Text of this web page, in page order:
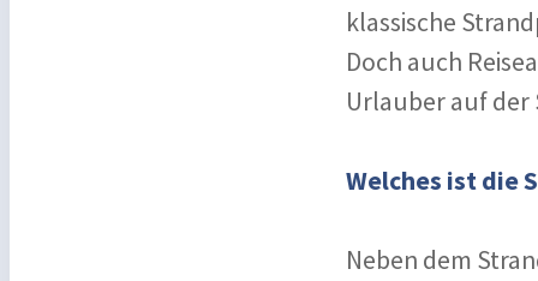
klassische
Doch auch
Urlauber auf der
Welches ist die
Neben dem